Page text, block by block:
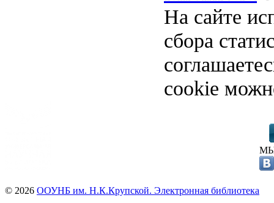
На сайте
сбора
cookie
© 2026 ООУНБ им. Н.К.Крупской. Электронная библиотека